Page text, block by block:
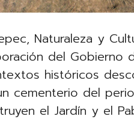
Naturaleza y
del Gobierno
históricos
cementerio del
el Jardín y el